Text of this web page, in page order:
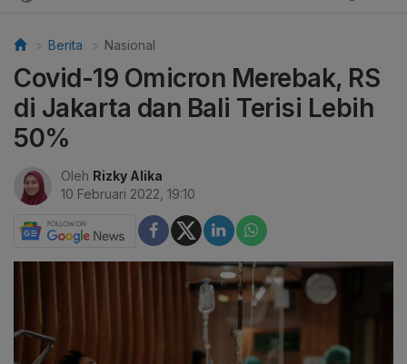
Berita Nasional
Covid-19 Omicron Merebak, RS
di Jakarta dan Bali Terisi Lebih
50%
Oleh Rizky Alika
10 Februari 2022, 19:10